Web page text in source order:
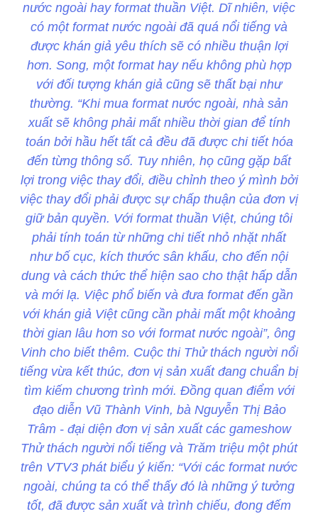
nước ngoài hay format thuần Việt. Dĩ nhiên, việc
có một format nước ngoài đã quá nổi tiếng và
được khán giả yêu thích sẽ có nhiều thuận lợi
hơn. Song, một format hay nếu không phù hợp
với đối tượng khán giả cũng sẽ thất bại như
thường. “Khi mua format nước ngoài, nhà sản
xuất sẽ không phải mất nhiều thời gian để tính
toán bởi hầu hết tất cả đều đã được chi tiết hóa
đến từng thông số. Tuy nhiên, họ cũng gặp bất
lợi trong việc thay đổi, điều chỉnh theo ý mình bởi
việc thay đổi phải được sự chấp thuận của đơn vị
giữ bản quyền. Với format thuần Việt, chúng tôi
phải tính toán từ những chi tiết nhỏ nhặt nhất
như bố cục, kích thước sân khấu, cho đến nội
dung và cách thức thể hiện sao cho thật hấp dẫn
và mới lạ. Việc phổ biến và đưa format đến gần
với khán giả Việt cũng cần phải mất một khoảng
thời gian lâu hơn so với format nước ngoài”, ông
Vinh cho biết thêm. Cuộc thi Thử thách người nổi
tiếng vừa kết thúc, đơn vị sản xuất đang chuẩn bị
tìm kiếm chương trình mới. Đồng quan điểm với
đạo diễn Vũ Thành Vinh, bà Nguyễn Thị Bảo
Trâm - đại diện đơn vị sản xuất các gameshow
Thử thách người nổi tiếng và Trăm triệu một phút
trên VTV3 phát biểu ý kiến: “Với các format nước
ngoài, chúng ta có thể thấy đó là những ý tưởng
tốt, đã được sản xuất và trình chiếu, đong đếm